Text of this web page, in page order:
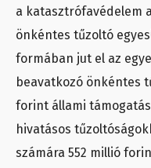
a katasztrófavédelem
önkéntes tűzoltó
formában jut el az
beavatkozó önkéntes
forint állami
hivatásos
számára 552 millió